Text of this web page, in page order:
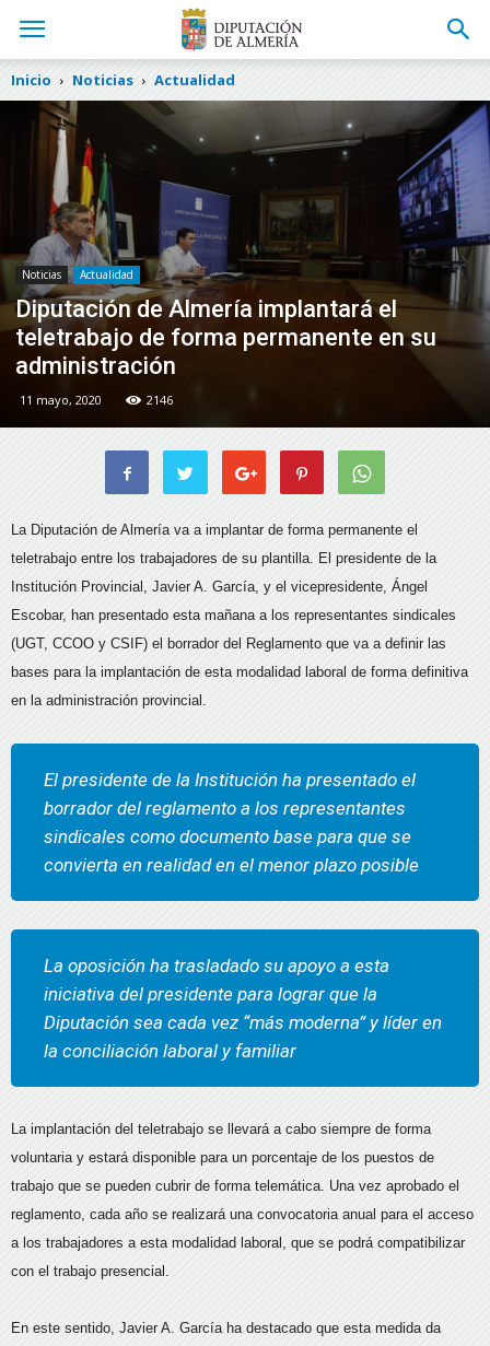
Inicio Noticias Actualidad
Noticias Actualidad
Diputación de Almería implantará el
teletrabajo de forma permanente en su
administración
11 mayo, 2020 2146
La Diputación de Almería va a implantar de forma permanente el
teletrabajo entre los trabajadores de su plantilla. El presidente de la
Institución Provincial, Javier A. García, y el vicepresidente, Ángel
Escobar, han presentado esta mañana a los representantes sindicales
(UGT, CCOO y CSIF) el borrador del Reglamento que va a definir las
bases para la implantación de esta modalidad laboral de forma definitiva
en la administración provincial.
El presidente de la Institución ha presentado el
borrador del reglamento a los representantes
sindicales como documento base para que se
convierta en realidad en el menor plazo posible
La oposición ha trasladado su apoyo a esta
iniciativa del presidente para lograr que la
Diputación sea cada vez “más moderna” y líder en
la conciliación laboral y familiar
La implantación del teletrabajo se llevará a cabo siempre de forma
voluntaria y estará disponible para un porcentaje de los puestos de
trabajo que se pueden cubrir de forma telemática. Una vez aprobado el
reglamento, cada año se realizará una convocatoria anual para el acceso
a los trabajadores a esta modalidad laboral, que se podrá compatibilizar
con el trabajo presencial.
En este sentido, Javier A. García ha destacado que esta medida da